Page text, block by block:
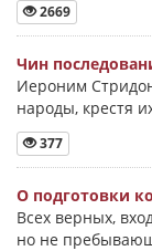
2669
Чин
Иероним
народы, крестя
377
О подготовки
Всех верных,
но не